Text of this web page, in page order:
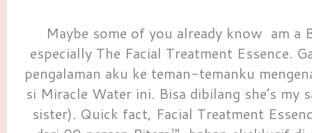
Maybe some of you already know am a
especially The Facial Treatment Essence.
pengalaman aku ke teman-temanku
si Miracle Water ini. Bisa dibilang she’s my
sister). Quick fact, Facial Treatment